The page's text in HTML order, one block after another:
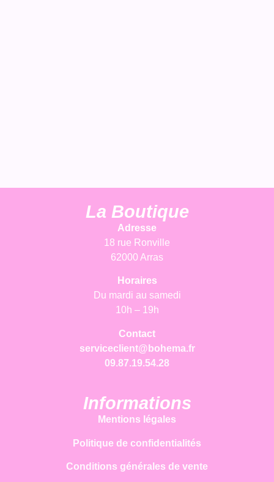
La Boutique
Adresse
18 rue Ronville
62000 Arras
Horaires
Du mardi au samedi
10h – 19h
Contact
serviceclient@bohema.fr
09.87.19.54.28
Informations
Mentions légales
Politique de confidentialités
Conditions générales de vente